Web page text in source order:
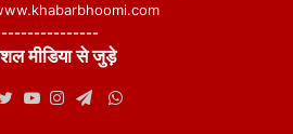
---------------
मीडिया से जुड़े
WhatsApp